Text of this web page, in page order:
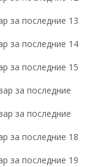
за последние 13
за последние 14
за последние 15
за последние
за последние
за последние 18
за последние 19